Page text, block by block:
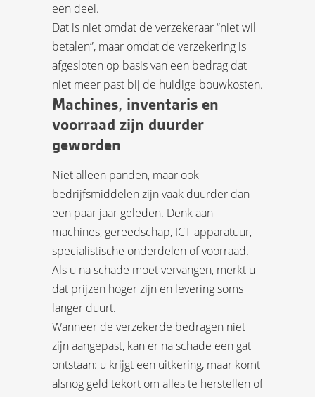
een deel.
Dat is niet omdat de verzekeraar “niet wil
betalen”, maar omdat de verzekering is
afgesloten op basis van een bedrag dat
niet meer past bij de huidige bouwkosten.
Machines, inventaris en
voorraad zijn duurder
geworden
Niet alleen panden, maar ook
bedrijfsmiddelen zijn vaak duurder dan
een paar jaar geleden. Denk aan
machines, gereedschap, ICT-apparatuur,
specialistische onderdelen of voorraad.
Als u na schade moet vervangen, merkt u
dat prijzen hoger zijn en levering soms
langer duurt.
Wanneer de verzekerde bedragen niet
zijn aangepast, kan er na schade een gat
ontstaan: u krijgt een uitkering, maar komt
alsnog geld tekort om alles te herstellen of